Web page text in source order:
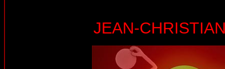
JEAN-